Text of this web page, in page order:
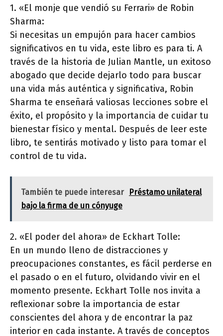
1. «El monje que vendió su Ferrari» de Robin
Sharma:
Si necesitas un empujón para hacer cambios
significativos en tu vida, este libro es para ti. A
través de la historia de Julian Mantle, un exitoso
abogado que decide dejarlo todo para buscar
una vida más auténtica y significativa, Robin
Sharma te enseñará valiosas lecciones sobre el
éxito, el propósito y la importancia de cuidar tu
bienestar físico y mental. Después de leer este
libro, te sentirás motivado y listo para tomar el
control de tu vida.
También te puede interesar
Préstamo unilateral
bajo la firma de un cónyuge
2. «El poder del ahora» de Eckhart Tolle:
En un mundo lleno de distracciones y
preocupaciones constantes, es fácil perderse en
el pasado o en el futuro, olvidando vivir en el
momento presente. Eckhart Tolle nos invita a
reflexionar sobre la importancia de estar
conscientes del ahora y de encontrar la paz
interior en cada instante. A través de conceptos